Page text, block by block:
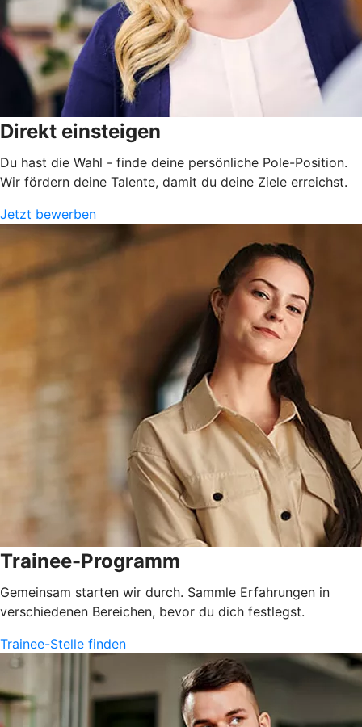
Direkt einsteigen
Du hast die Wahl - finde deine persönliche Pole-Position.
Wir fördern deine Talente, damit du deine Ziele erreichst.
Jetzt bewerben
Trainee-Programm
Gemeinsam starten wir durch. Sammle Erfahrungen in
verschiedenen Bereichen, bevor du dich festlegst.
Trainee-Stelle finden